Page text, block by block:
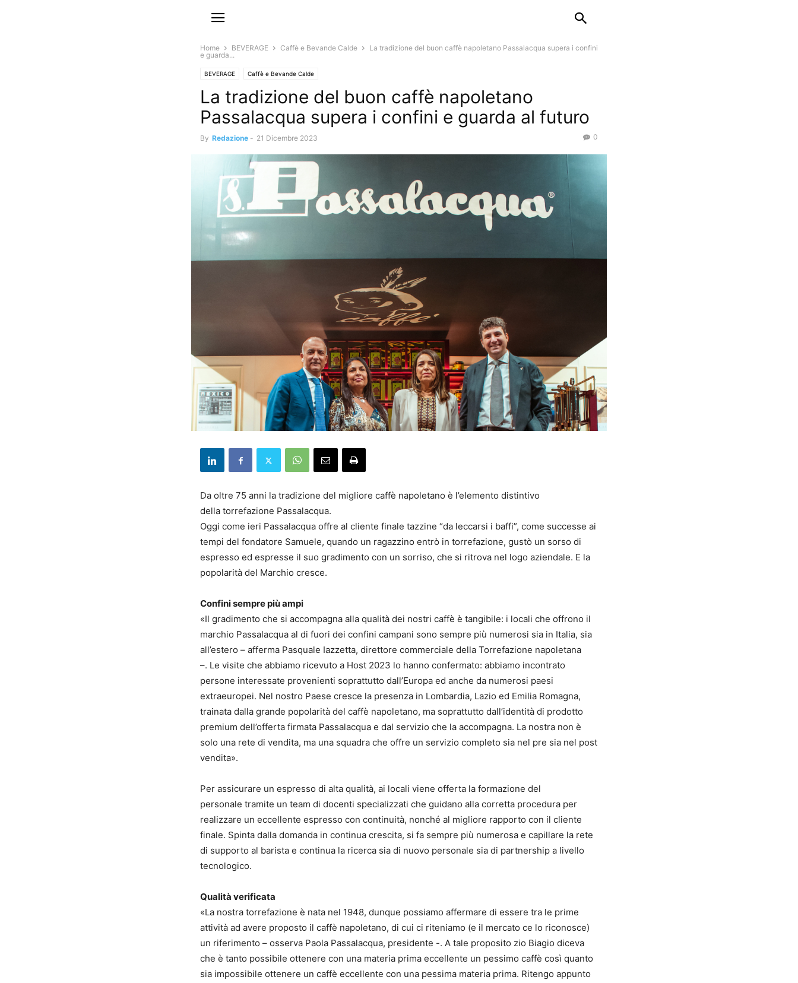
Home BEVERAGE Caffè e Bevande Calde
La tradizione del buon caffè napoletano Passalacqua supera i confini
e guarda...
BEVERAGE Caffè e Bevande Calde
La tradizione del buon caffè napoletano
Passalacqua supera i confini e guarda al futuro
By Redazione - 21 Dicembre 2023 0
Da oltre 75 anni la tradizione del migliore caffè napoletano è l’elemento distintivo
della torrefazione Passalacqua.
Oggi come ieri Passalacqua offre al cliente finale tazzine “da leccarsi i baffi”, come successe ai
tempi del fondatore Samuele, quando un ragazzino entrò in torrefazione, gustò un sorso di
espresso ed espresse il suo gradimento con un sorriso, che si ritrova nel logo aziendale. E la
popolarità del Marchio cresce.
Confini sempre più ampi
«Il gradimento che si accompagna alla qualità dei nostri caffè è tangibile: i locali che offrono il
marchio Passalacqua al di fuori dei confini campani sono sempre più numerosi sia in Italia, sia
all’estero – afferma Pasquale Iazzetta, direttore commerciale della Torrefazione napoletana
–. Le visite che abbiamo ricevuto a Host 2023 lo hanno confermato: abbiamo incontrato
persone interessate provenienti soprattutto dall’Europa ed anche da numerosi paesi
extraeuropei. Nel nostro Paese cresce la presenza in Lombardia, Lazio ed Emilia Romagna,
trainata dalla grande popolarità del caffè napoletano, ma soprattutto dall’identità di prodotto
premium dell’offerta firmata Passalacqua e dal servizio che la accompagna. La nostra non è
solo una rete di vendita, ma una squadra che offre un servizio completo sia nel pre sia nel post
vendita».
Per assicurare un espresso di alta qualità, ai locali viene offerta la formazione del
personale tramite un team di docenti specializzati che guidano alla corretta procedura per
realizzare un eccellente espresso con continuità, nonché al migliore rapporto con il cliente
finale. Spinta dalla domanda in continua crescita, si fa sempre più numerosa e capillare la rete
di supporto al barista e continua la ricerca sia di nuovo personale sia di partnership a livello
tecnologico.
Qualità verificata
«La nostra torrefazione è nata nel 1948, dunque possiamo affermare di essere tra le prime
attività ad avere proposto il caffè napoletano, di cui ci riteniamo (e il mercato ce lo riconosce)
un riferimento – osserva Paola Passalacqua, presidente -. A tale proposito zio Biagio diceva
che è tanto possibile ottenere con una materia prima eccellente un pessimo caffè così quanto
sia impossibile ottenere un caffè eccellente con una pessima materia prima. Ritengo appunto